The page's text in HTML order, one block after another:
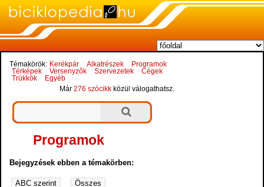
Témakörök: Kerékpár Alkatrészek
Programok
Térképek
Versenyzők Szervezetek
Cégek
Trükkök
Egyéb
Már276 szócikk közül válogathatsz.
Programok
Bejegyzések ebben a témakörben: